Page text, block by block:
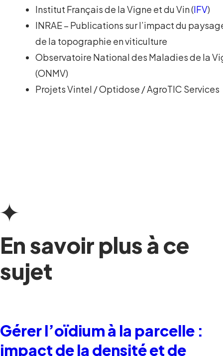
Institut Français de la Vigne et du Vin (IFV)
INRAE – Publications sur l’impact du
de la topographie en viticulture
Observatoire National des Maladies de la
(ONMV)
Projets Vintel / Optidose / AgroTIC Services
En savoir plus à ce
sujet
Gérer l’oïdium à la parcelle :
impact de la densité et de